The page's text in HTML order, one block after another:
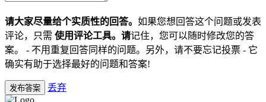
请大家尽量给个实质性的回答。 如果您想回答这个问题或发表
评论，只需 使用评论工具。请记住，您可以随时修改您的答
案。 - 不用重复回答同样的问题。另外，请不要忘记投票 - 它
确实有助于选择最好的问题和答案!
发布答案 丢弃